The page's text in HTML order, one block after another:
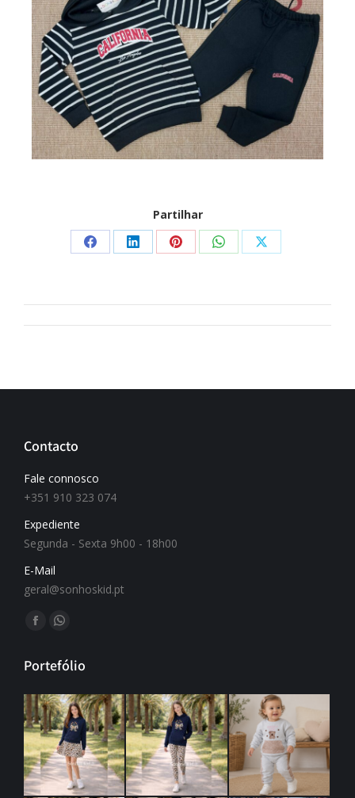
Partilhar
Contacto
Fale connosco
+351 910 323 074
Expediente
Segunda - Sexta 9h00 - 18h00
E-Mail
geral@sonhoskid.pt
Find us on:
Portefólio